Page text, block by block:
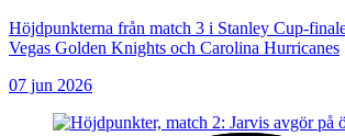
Höjdpunkterna från match 3 i Stanley Cup-
Vegas Golden Knights och Carolina Hurricanes
07 jun 2026